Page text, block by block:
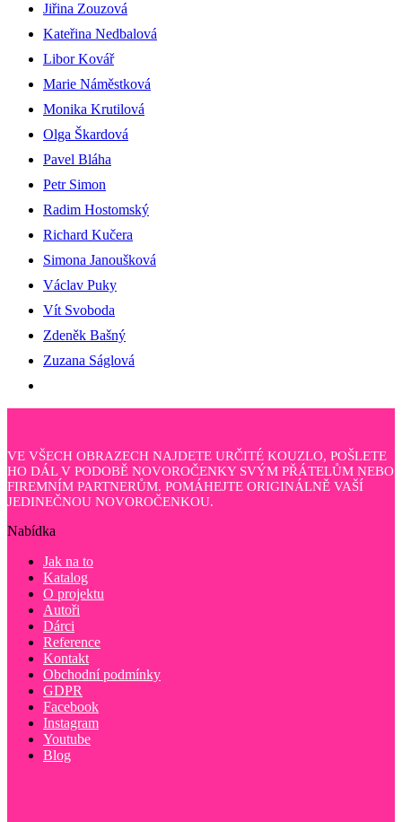
Jiřina Zouzová
Kateřina Nedbalová
Libor Kovář
Marie Náměstková
Monika Krutilová
Olga Škardová
Pavel Bláha
Petr Simon
Radim Hostomský
Richard Kučera
Simona Janoušková
Václav Puky
Vít Svoboda
Zdeněk Bašný
Zuzana Ságlová
VE VŠECH OBRAZECH NAJDETE URČITÉ KOUZLO, POŠLETE
HO DÁL V PODOBĚ NOVOROČENKY SVÝM PŘÁTELŮM NEBO
FIREMNÍM PARTNERŮM. POMÁHEJTE ORIGINÁLNĚ VAŠÍ
JEDINEČNOU NOVOROČENKOU.
Nabídka
Jak na to
Katalog
O projektu
Autoři
Dárci
Reference
Kontakt
Obchodní podmínky
GDPR
Facebook
Instagram
Youtube
Blog